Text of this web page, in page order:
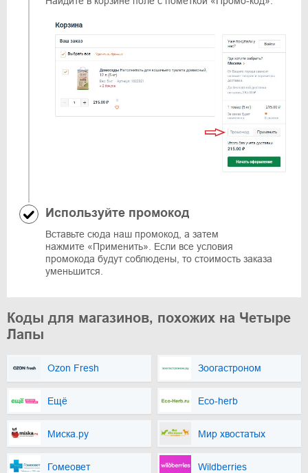
Используйте промокод
Вставьте сюда наш промокод, а затем
нажмите «Применить». Если все условия
промокода будут соблюдены, то стоимость заказа
уменьшится.
Коды для магазинов, похожих на Четыре
Лапы
Ozon Fresh Зоогастроном
Ещё Eco-herb
Миска.ру Мир хвостатых
Гомеовет Wildberries